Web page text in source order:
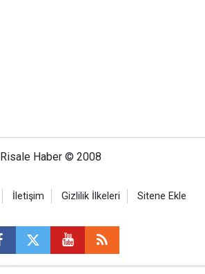
Risale Haber © 2008
İletişim Gizlilik İlkeleri Sitene Ekle